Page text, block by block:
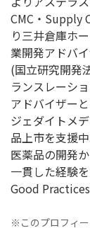
CMC・Supply
り三井倉庫ホ
業開発アドバ
(国立研究開発
ランスレーシ
アドバイザー
ジェダイトメ
品上市を支援中
医薬品の開発
一貫した経験
Good
※このプロフィ